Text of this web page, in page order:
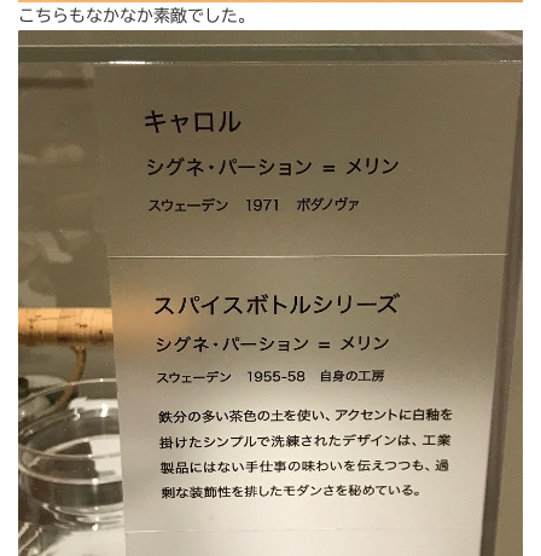
こちらもなかなか素敵でした。